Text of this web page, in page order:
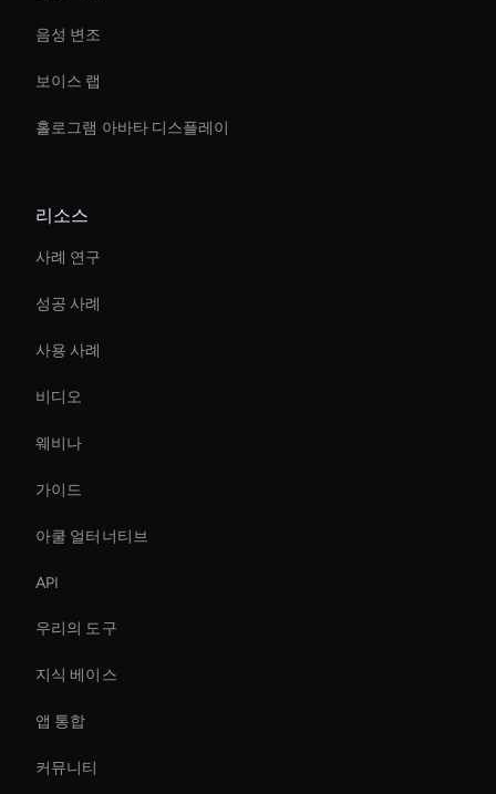
음성 변조
보이스 랩
홀로그램 아바타 디스플레이
리소스
사례 연구
성공 사례
사용 사례
비디오
웨비나
가이드
아쿨 얼터너티브
API
우리의 도구
지식 베이스
앱 통합
커뮤니티